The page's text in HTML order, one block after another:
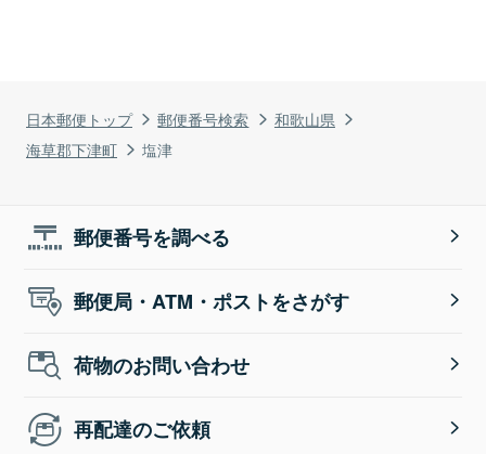
日本郵便トップ 郵便番号検索
和歌山県
海草郡下津町
塩津
郵便番号を調べる
郵便局・ATM・ポストをさがす
荷物のお問い合わせ
再配達のご依頼